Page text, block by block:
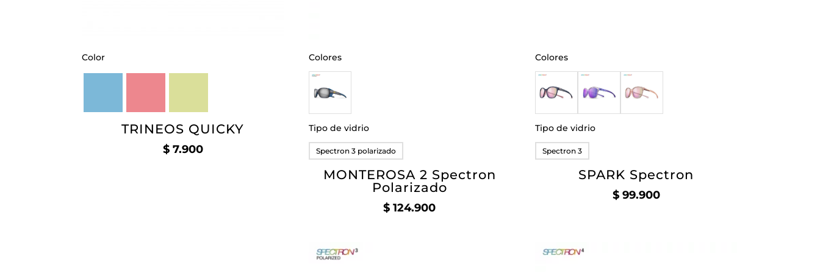
Color
TRINEOS QUICKY
$7.900
Colores
Tipo de vidrio
Spectron 3 polarizado
MONTEROSA 2 Spectron
Polarizado
$ 124.900
Colores
Tipo de vidrio
Spectron 3
SPARK Spectron
$99.900